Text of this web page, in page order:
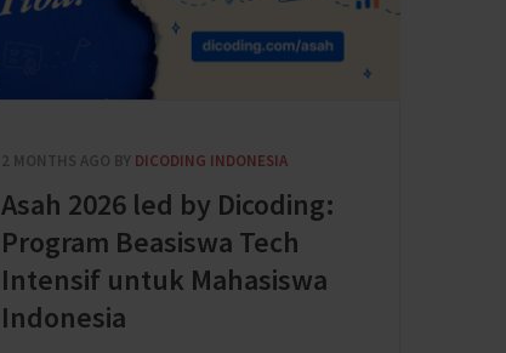
2 MONTHS AGO BY DICODING INDONESIA
Asah 2026 led by Dicoding:
Program Beasiswa Tech
Intensif untuk Mahasiswa
Indonesia